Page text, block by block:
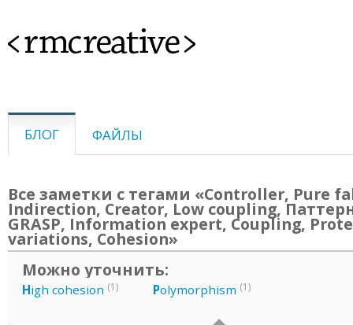
<rmcreative>
БЛОГ ФАЙЛЫ
Все заметки с тегами «Controller, Pure
Indirection, Creator, Low coupling,
GRASP, Information expert, Coupling,
variations, Cohesion»
Можно уточнить:
High cohesion (1) Polymorphism (1)